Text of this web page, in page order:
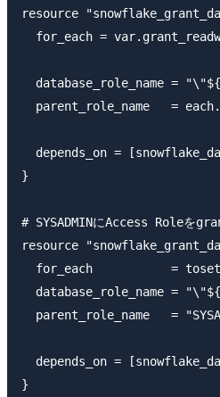
resource
for_each =
database_role_name =
parent_role_name   =
depends_on =
}
# SYSADMINにAccess Roleを
resource
for_each           =
database_role_name =
parent_role_name   =
depends_on =